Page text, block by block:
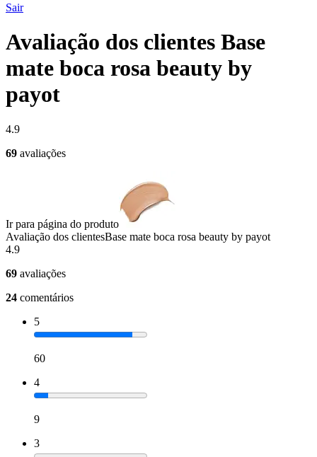
Sair
Avaliação dos clientes Base
mate boca rosa beauty by
payot
4.9
69 avaliações
Ir para página do produto
Avaliação dos clientesBase mate boca rosa beauty by payot
4.9
69 avaliações
24 comentários
5
60
4
9
3